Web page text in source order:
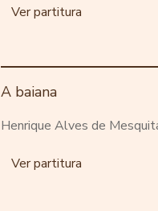
Ver partitura
A baiana
Henrique Alves de
Ver partitura